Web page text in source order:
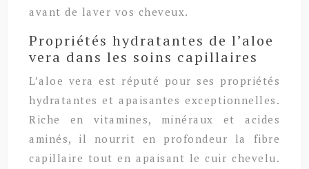
avant de laver vos cheveux.
Propriétés hydratantes de l’aloe
vera dans les soins capillaires
L’aloe vera est réputé pour ses propriétés
hydratantes et apaisantes exceptionnelles.
Riche en vitamines, minéraux et acides
aminés, il nourrit en profondeur la fibre
capillaire tout en apaisant le cuir chevelu.